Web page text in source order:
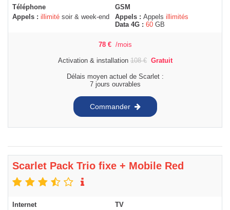
Téléphone
Appels : illimité soir & week-end
GSM
Appels : Appels illimités
Data 4G : 60 GB
78 € /mois
Activation & installation108€ Gratuit
Délais moyen actuel de Scarlet :
7 jours ouvrables
Commander
Scarlet Pack Trio fixe + Mobile Red
Internet
TV